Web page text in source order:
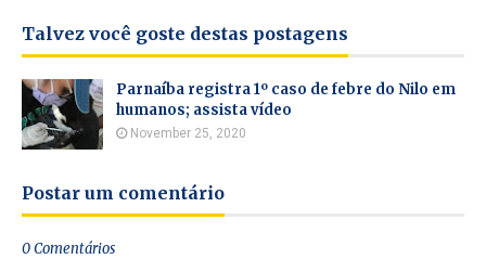
Talvez você goste destas postagens
Parnaíba registra 1º caso de febre do Nilo em
humanos; assista vídeo
November 25, 2020
Postar um comentário
0 Comentários